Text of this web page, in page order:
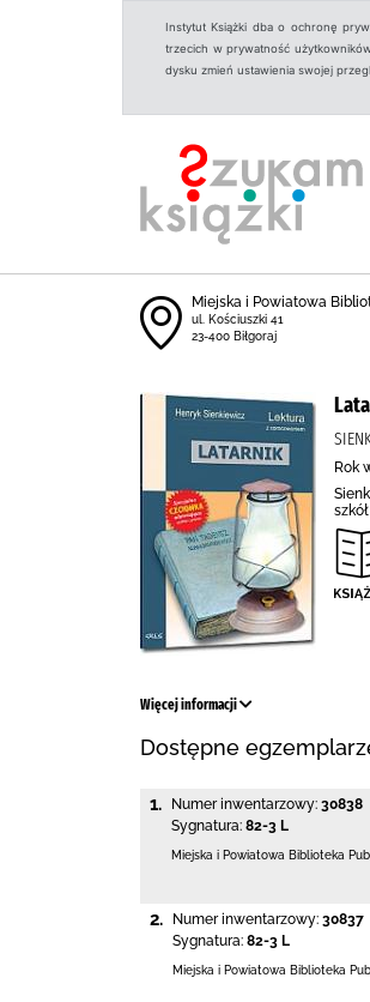
Instytut Książki dba o ochronę
trzecich w prywatność
dysku zmień ustawienia swojej
Miejska i Powiatowa
ul. Kościuszki 41
23-400 Biłgoraj
Rok
szkół
Więcej informacji
Dostępne
1. Numer inwentarzowy: 30838
Sygnatura: 82-3 L
Miejska i Powiatowa Biblioteka
2. Numer inwentarzowy: 30837
Sygnatura: 82-3 L
Miejska i Powiatowa Biblioteka